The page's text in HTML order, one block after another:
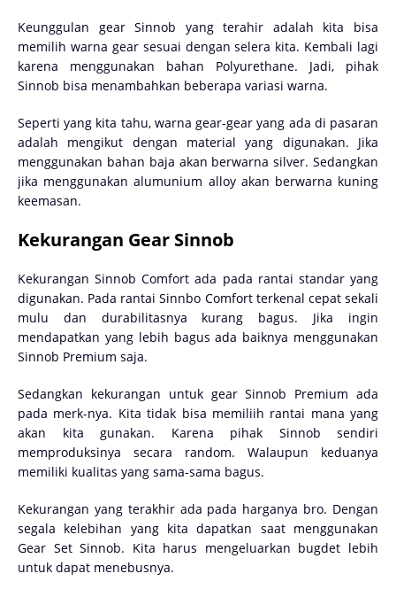
Keunggulan gear Sinnob yang terahir adalah kita bisa
memilih warna gear sesuai dengan selera kita. Kembali lagi
karena menggunakan bahan Polyurethane. Jadi, pihak
Sinnob bisa menambahkan beberapa variasi warna.
Seperti yang kita tahu, warna gear-gear yang ada di pasaran
adalah mengikut dengan material yang digunakan. Jika
menggunakan bahan baja akan berwarna silver. Sedangkan
jika menggunakan alumunium alloy akan berwarna kuning
keemasan.
Kekurangan Gear Sinnob
Kekurangan Sinnob Comfort ada pada rantai standar yang
digunakan. Pada rantai Sinnbo Comfort terkenal cepat sekali
mulu dan durabilitasnya kurang bagus. Jika ingin
mendapatkan yang lebih bagus ada baiknya menggunakan
Sinnob Premium saja.
Sedangkan kekurangan untuk gear Sinnob Premium ada
pada merk-nya. Kita tidak bisa memiliih rantai mana yang
akan kita gunakan. Karena pihak Sinnob sendiri
memproduksinya secara random. Walaupun keduanya
memiliki kualitas yang sama-sama bagus.
Kekurangan yang terakhir ada pada harganya bro. Dengan
segala kelebihan yang kita dapatkan saat menggunakan
Gear Set Sinnob. Kita harus mengeluarkan bugdet lebih
untuk dapat menebusnya.